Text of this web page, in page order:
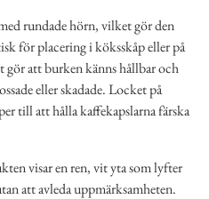
rundade hörn, vilket gör den
för placering i köksskåp eller på
gör att burken känns hållbar och
eller skadade. Locket på
till att hålla kaffekapslarna färska
visar en ren, vit yta som lyfter
att avleda uppmärksamheten.